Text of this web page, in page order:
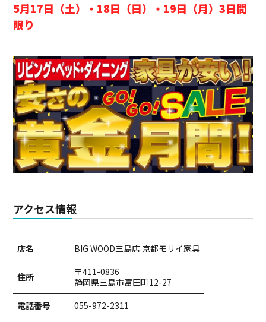
5月17日（土）・18日（日）・19日（月）3日間
限り
アクセス情報
店名 BIG WOOD三島店 京都モリイ家具
住所
〒411-0836
静岡県三島市富田町12-27
電話番号
055-972-2311